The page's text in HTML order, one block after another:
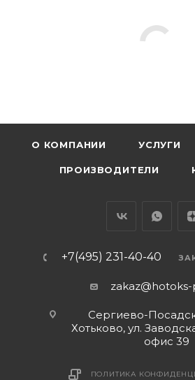
О КОМПАНИИ УСЛУГИ
ПРОИЗВОДИТЕЛИ
+7(495) 231-40-40
Сергиево-
Хотьково, ул.
офис 39
ПОЛИТИКА